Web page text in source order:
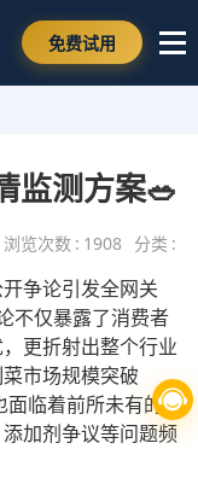
免费试用
监测方案🥗
浏览次数 : 1908 分类 :
争论引发全网关
不仅暴露了消费者
更折射出整个行业
市场规模突破
面临着前所未有的
加剂争议等问题频